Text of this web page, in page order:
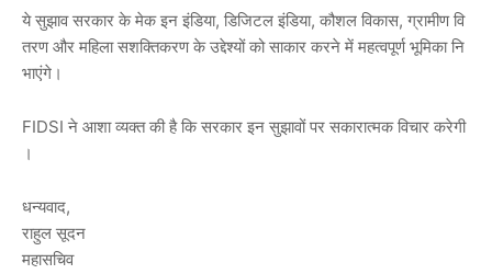
ये सुझाव सरकार के मेक इन इंडिया, डिजिटल इंडिया, कौशल विकास, ग्रामीण वि
तरण और महिला सशक्तिकरण के उद्देश्यों को साकार करने में महत्वपूर्ण भूमिका नि
भाएंगे।
FIDSI ने आशा व्यक्त की है कि सरकार इन सुझावों पर सकारात्मक विचार करेगी
।
धन्यवाद,
राहुल सूदन
महासचिव